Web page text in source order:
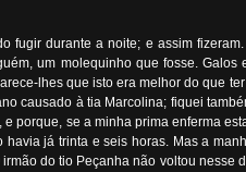
durante a noite; e assim
um molequinho que fosse.
lhes que isto era melhor do que
causado à tia Marcolina; fiquei
porque, se a minha prima enferma
já trinta e seis horas. Mas a
do tio Peçanha não voltou nesse